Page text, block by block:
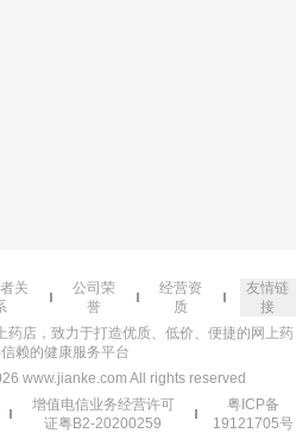
关
公司荣
誉
经营资
质
友情链
接
药店，致力于打造优质、低价、便捷的网上药
赖的健康服务平台
www.jianke.com All rights reserved
增值电信业务经营许可
证粤B2-20200259
粤ICP备
19121705号